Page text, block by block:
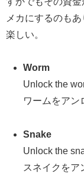
メカにするのも
楽しい。
Worm
Unlock the
ワームをアン
Snake
Unlock the
スネイクをア